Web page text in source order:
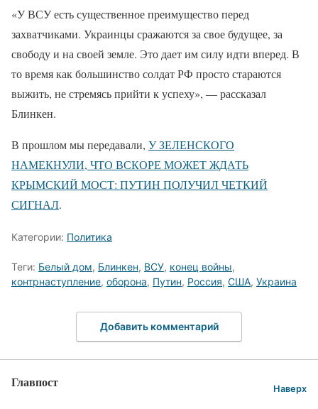
«У ВСУ есть существенное преимущество перед
захватчиками. Украинцы сражаются за свое будущее, за
свободу и на своей земле. Это дает им силу идти вперед. В
то время как большинство солдат РФ просто стараются
выжить, не стремясь прийти к успеху», — рассказал
Блинкен.
В прошлом мы передавали, У ЗЕЛЕНСКОГО
НАМЕКНУЛИ, ЧТО ВСКОРЕ МОЖЕТ ЖДАТЬ
КРЫМСКИЙ МОСТ: ПУТИН ПОЛУЧИЛ ЧЕТКИЙ
СИГНАЛ.
Категории: Политика
Теги: Белый дом, Блинкен, ВСУ, конец войны,
контрнаступление, оборона, Путин, Россия, США, Украина
Добавить комментарий
Главпост Наверх